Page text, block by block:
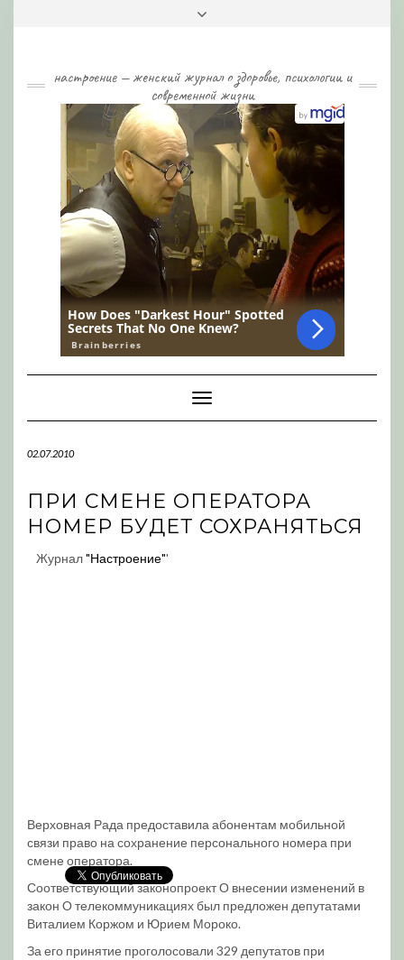
настроение — женский журнал о здоровье, психологии и
современной жизни
Toggle
Navigation
02.07.2010
ПРИ СМЕНЕ ОПЕРАТОРА
НОМЕР БУДЕТ СОХРАНЯТЬСЯ
Журнал"Настроение"'
Верховная Рада предоставила абонентам мобильной
связи право на сохранение персонального номера при
смене оператора.
Соответствующий законопроект О внесении изменений в
закон О телекоммуникациях был предложен депутатами
Виталием Коржом и Юрием Мороко.
За его принятие проголосовали 329 депутатов при